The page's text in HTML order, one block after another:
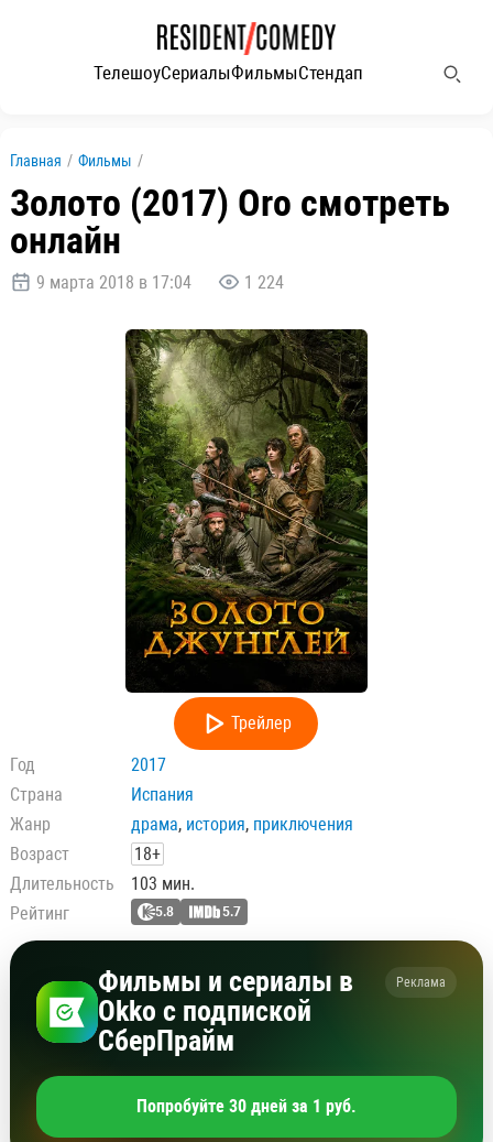
ТелешоуСериалыФильмыСтендап
Главная / Фильмы /
Золото (2017) Oro смотреть
онлайн
9 марта 2018 в 17:04 1 224
Трейлер
Год
2017
Страна
Испания
Жанр
драма, история, приключения
Возраст
18+
Длительность
103 мин.
Рейтинг
5.8 5.7
Фильмы и сериалы в
Okko с подпиской
СберПрайм
Реклама
Попробуйте 30 дней за 1 руб.